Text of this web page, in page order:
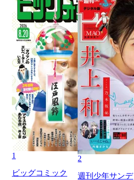
1
ビッグコミック
2
週刊少年サンデ